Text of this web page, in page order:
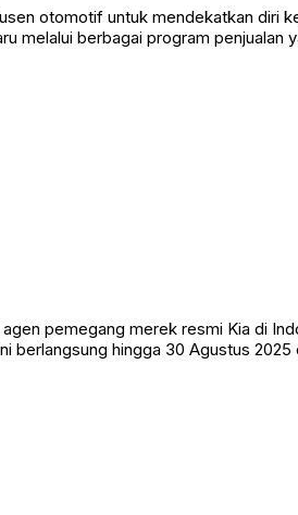
otomotif untuk mendekatkan diri
melalui berbagai program penjualan
pemegang merek resmi Kia di
berlangsung hingga 30 Agustus